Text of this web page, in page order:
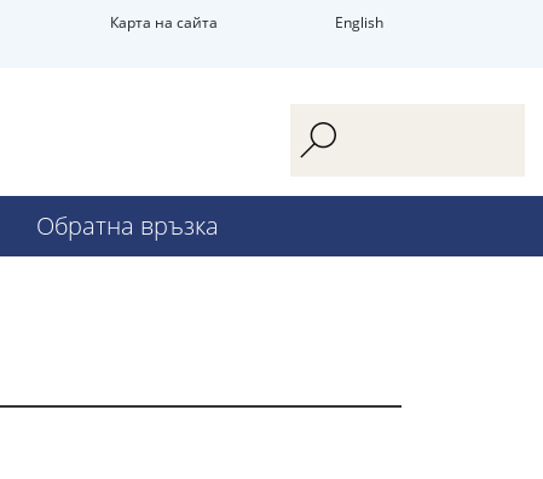
Карта на сайта English
Обратна връзка